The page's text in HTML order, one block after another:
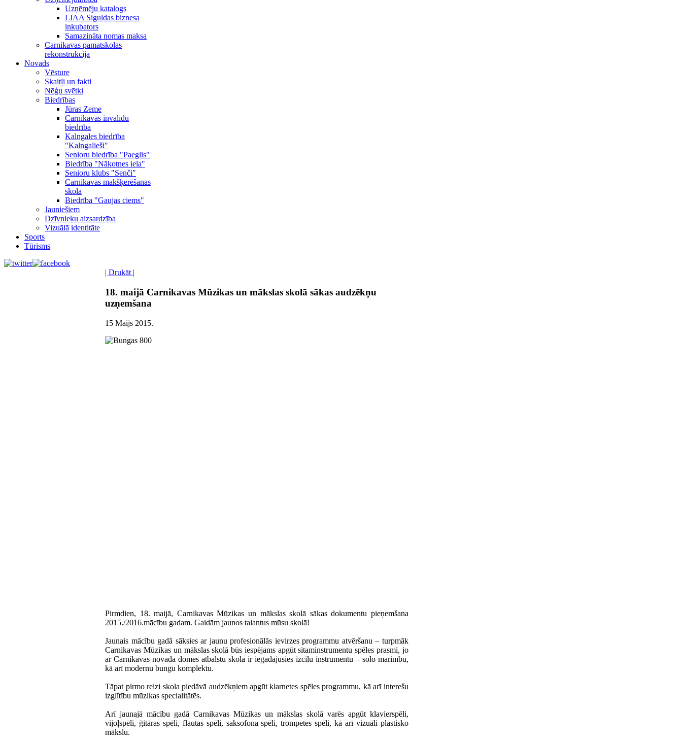
Uzņēmēju katalogs
LIAA Siguldas biznesa
inkubators
Samazināta nomas maksa
Carnikavas pamatskolas
rekonstrukcija
Novads
Vēsture
Skaitļi un fakti
Nēģu svētki
Biedrības
Jūras Zeme
Carnikavas invalīdu
biedrība
Kalngales biedrība
"Kalngalieši"
Senioru biedrība "Paeglis"
Biedrība "Nākotnes iela"
Senioru klubs "Senči"
Carnikavas makšķerēšanas
skola
Biedrība "Gaujas ciems"
Jauniešiem
Dzīvnieku aizsardzība
Vizuālā identitāte
Sports
Tūrisms
| Drukāt |
18. maijā Carnikavas Mūzikas un mākslas skolā sākas audzēkņu
uzņemšana
15 Maijs 2015.
Pirmdien, 18. maijā, Carnikavas Mūzikas un mākslas skolā sākas dokumentu pieņemšana
2015./2016.mācību gadam. Gaidām jaunos talantus mūsu skolā!
Jaunais mācību gadā sāksies ar jaunu profesionālās ievirzes programmu atvēršanu – turpmāk
Carnikavas Mūzikas un mākslas skolā būs iespējams apgūt sitaminstrumentu spēles prasmi, jo
ar Carnikavas novada domes atbalstu skola ir iegādājusies izcilu instrumentu – solo marimbu,
kā arī modernu bungu komplektu.
Tāpat pirmo reizi skola piedāvā audzēkņiem apgūt klarnetes spēles programmu, kā arī interešu
izglītību mūzikas specialitātēs.
Arī jaunajā mācību gadā Carnikavas Mūzikas un mākslas skolā varēs apgūt klavierspēli,
vijoļspēli, ģitāras spēli, flautas spēli, saksofona spēli, trompetes spēli, kā arī vizuāli plastisko
mākslu.